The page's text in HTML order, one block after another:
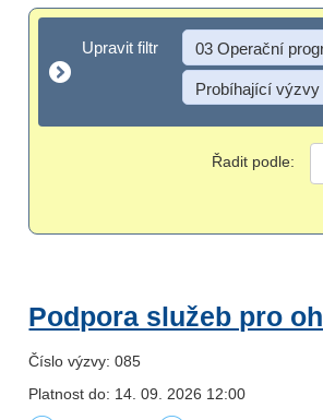
Upravit filtr
Upravit filtr 03 Operační
Probíhající výzvy
Řadit podle:
Podpora služeb pro
Číslo výzvy: 085
Platnost do: 14. 09. 2026 12:00